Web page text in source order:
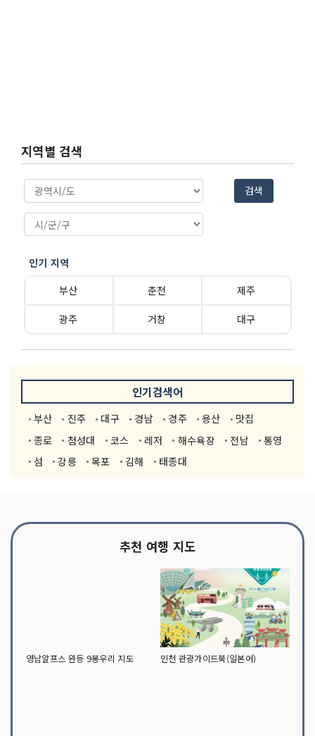
지역별 검색
검색
인기 지역
부산
춘천 제주
광주 거창 대구
인기검색어
부산 진주 대구 경남 경주 용산
맛집
종로
첨성대 코스 레저 해수욕장 전남
통영
섬
강릉 목포 김해 태종대
추천 여행 지도
영남알프스 완등 9봉우리 지도 인천 관광가이드북(일본어)